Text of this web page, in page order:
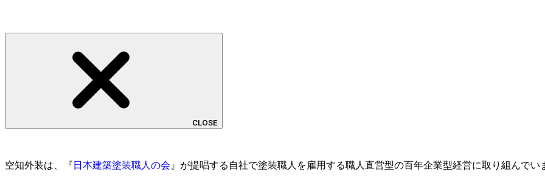
CLOSE
空知外装は、『 日本建築塗装職人の会 』が提唱する自社で塗装職人を雇用する職人直営型の百年企業型経営に取り組んでい